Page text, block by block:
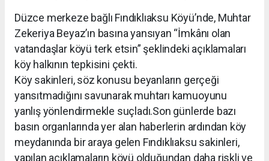
Düzce merkeze bağlı Fındıklıaksu Köyü’nde, Muhtar
Zekeriya Beyaz’ın basına yansıyan “İmkânı olan
vatandaşlar köyü terk etsin” şeklindeki açıklamaları
köy halkının tepkisini çekti.
Köy sakinleri, söz konusu beyanların gerçeği
yansıtmadığını savunarak muhtarı kamuoyunu
yanlış yönlendirmekle suçladı.Son günlerde bazı
basın organlarında yer alan haberlerin ardından köy
meydanında bir araya gelen Fındıklıaksu sakinleri,
yapılan açıklamaların köyü olduğundan daha riskli ve